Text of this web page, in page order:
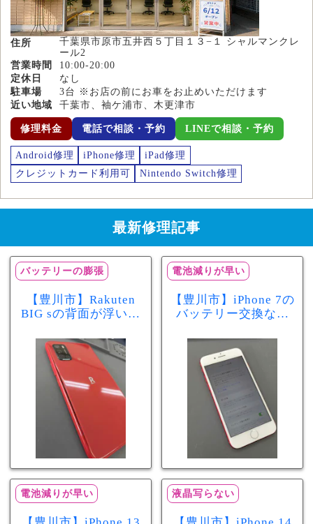
住所
千葉県市原市五井西５丁目１３−１ シャルマンクレ
ール2
営業時間
10:00-20:00
定休日
なし
駐車場
3台 ※お店の前にお車をお止めいただけます
近い地域
千葉市、袖ケ浦市、木更津市
修理料金 電話で相談・予約 LINEで相談・予約
Android修理 iPhone修理
iPad修理
クレジットカード利用可
Nintendo Switch修理
最新修理記事
バッテリーの膨張
【豊川市】Rakuten
BIG sの背面が浮いて
リー膨張のサインか
もしれません！バッ
テリー交換修理事例
電池減りが早い
【豊川市】iPhone 7の
バッテリー交換なら
最大容量70％で電池
の減りが早い症状も
当日60分で改善
電池減りが早い 液晶写らない